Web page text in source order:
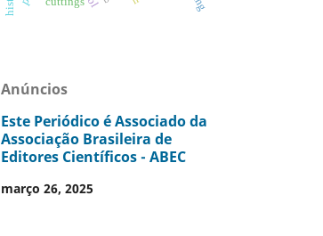
Anúncios
Este Periódico é Associado da
Associação Brasileira de
Editores Científicos - ABEC
março 26, 2025